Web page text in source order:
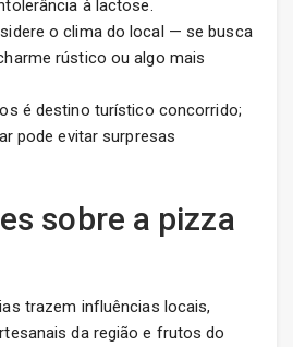
à lactose.
o clima do local — se busca
rústico ou algo mais
é destino turístico concorrido;
pode evitar surpresas
sobre a pizza
trazem influências locais,
da região e frutos do